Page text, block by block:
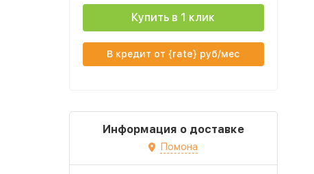
Купить в 1 клик
В кредит от {rate} руб/мес
Информация о доставке
Помона